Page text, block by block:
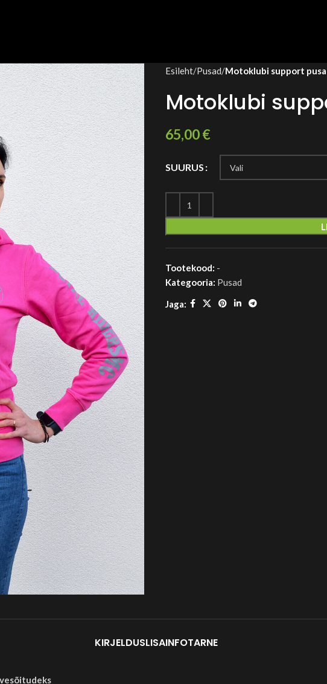
Esileht Pusad Motoklubi support
Motoklubi
65,00€
SUURUS
Tootekood: -
Kategooria: Pusad
Jaga:
KIRJELDUSLISAINFOTARNE